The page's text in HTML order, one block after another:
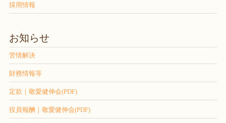
採用情報
お知らせ
苦情解決
財務情報等
定款｜敬愛健伸会(PDF)
役員報酬｜敬愛健伸会(PDF)